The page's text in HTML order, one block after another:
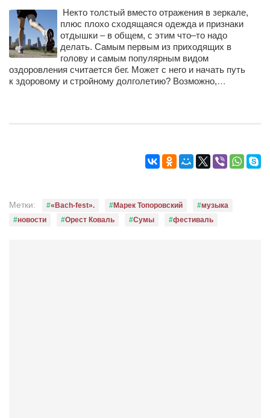
Некто толстый вместо отражения в зеркале,
плюс плохо сходящаяся одежда и признаки
отдышки – в общем, с этим что–то надо
делать. Самым первым из приходящих в
голову и самым популярным видом
оздоровления считается бег. Может с него и начать путь
к здоровому и стройному долголетию? Возможно,…
Метки: «Bach-fest». Марек Топоровский
музыка
новости
Орест Коваль Сумы фестиваль